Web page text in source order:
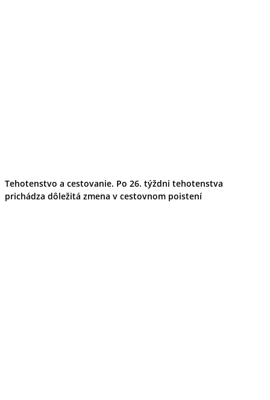
Tehotenstvo a cestovanie. Po 26. týždni tehotenstva
prichádza dôležitá zmena v cestovnom poistení